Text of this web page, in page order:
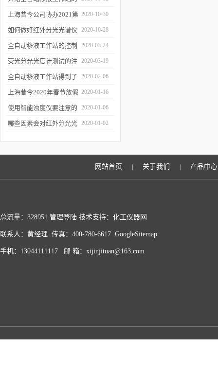
三种移液方式
上海昔今公司协办2021第
二届上海沪助科研圈发展
年会
2020-10-30
如何做好红外分光光谱仪
的防潮工作
2020-10-28
全自动移液工作站的控制
软件有哪些特点
2020-03-24
荧光分光光度计测试的注
意事项有哪些
2020-03-19
全自动移液工作站得到了
广泛的应用
2020-02-06
上海昔今2020年春节放假
通知
2020-01-16
使用智能浊度仪要注意的
几个要点
2020-01-06
哪些因素会对红外分光光 2020-01-02
网站首页 关于我们 产品中心
总流量：328951 管理登陆 技术支持：化工仪器网
联系人：黄经理 传真：400-780-6617 GoogleSitemap
手机：13044111117 邮 箱：xijinjituan@163.com